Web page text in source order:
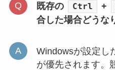
既存の Ctrl +
合した場合どうな
Windowsが設定し
が優先されます。